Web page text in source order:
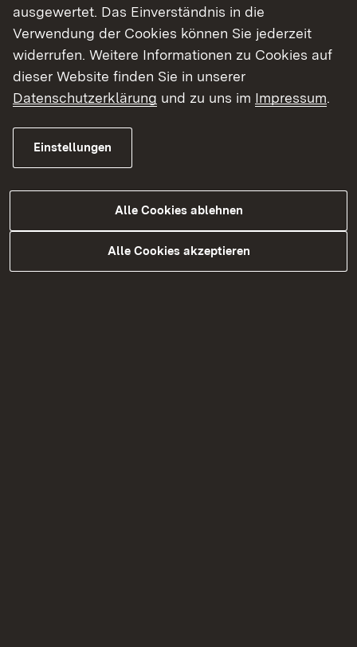
Planungen im Regierungsbezirk Tübingen
Aktuelle Planfeststellungsverfahren - Straßen​
Radverkehr Scoping-Verfahren
Lärmschutz an Straßen
Bedarfsplanung und Finanzierung
Planfeststellung
Öffentlichkeitsbeteiligung in der
ausgewertet. Das Einverständnis in die
Verwendung der Cookies können Sie jederzeit
widerrufen. Weitere Informationen zu Cookies auf
dieser Website finden Sie in unserer
Datenschutzerklärung und zu uns im Impressum.
Einstellungen
Alle Cookies ablehnen
Alle Cookies akzeptieren